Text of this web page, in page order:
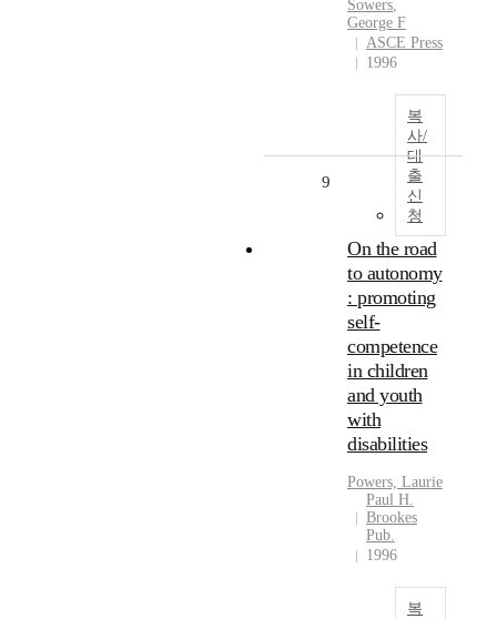
Sowers,
George F
ASCE Press
1996
복
사/
대
출
신
청
9
On the road
to autonomy
: promoting
self-
competence
in children
and youth
with
disabilities
Powers, Laurie
Paul H.
Brookes
Pub.
1996
복